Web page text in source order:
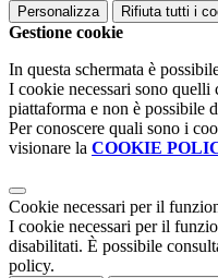
Personalizza Rifiuta tutti i
Gestione cookie
In questa schermata è
I cookie necessari sono
piattaforma e non è possibile
Per conoscere quali sono i
visionare la COOKIE
Cookie necessari per il
I cookie necessari per il
disabilitati. È possibile
policy.